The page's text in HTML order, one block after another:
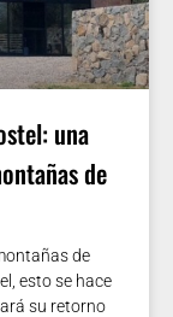
una
de
de
esto se hace
su retorno